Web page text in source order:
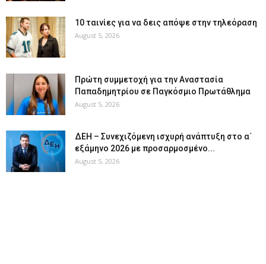
10 ταινίες για να δεις απόψε στην τηλεόραση
August 5, 2026
Πρώτη συμμετοχή για την Αναστασία
Παπαδημητρίου σε Παγκόσμιο Πρωτάθλημα
August 5, 2026
ΔΕΗ – Συνεχιζόμενη ισχυρή ανάπτυξη στο α΄
εξάμηνο 2026 με προσαρμοσμένο...
August 5, 2026